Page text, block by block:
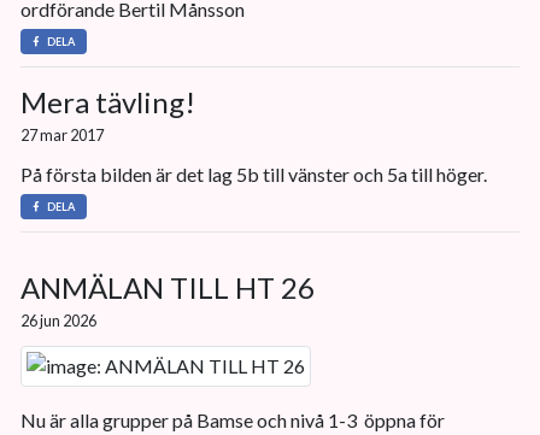
ordförande Bertil Månsson
DELA
Mera tävling!
27 mar 2017
På första bilden är det lag 5b till vänster och 5a till höger.
DELA
ANMÄLAN TILL HT 26
26 jun 2026
Nu är alla grupper på Bamse och nivå 1-3 öppna för